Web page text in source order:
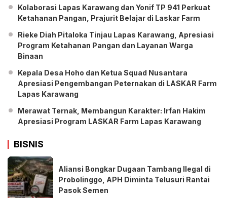
Kolaborasi Lapas Karawang dan Yonif TP 941 Perkuat
Ketahanan Pangan, Prajurit Belajar di Laskar Farm
Rieke Diah Pitaloka Tinjau Lapas Karawang, Apresiasi
Program Ketahanan Pangan dan Layanan Warga
Binaan
Kepala Desa Hoho dan Ketua Squad Nusantara
Apresiasi Pengembangan Peternakan di LASKAR Farm
Lapas Karawang
Merawat Ternak, Membangun Karakter: Irfan Hakim
Apresiasi Program LASKAR Farm Lapas Karawang
BISNIS
Aliansi Bongkar Dugaan Tambang Ilegal di
Probolinggo, APH Diminta Telusuri Rantai
Pasok Semen